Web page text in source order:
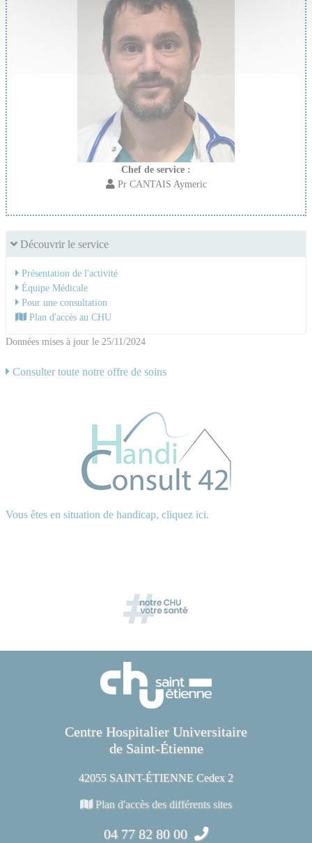
Chef de service :
Pr CANTAIS Aymeric
Découvrir le service
Présentation de l'activité
Équipe Médicale
Pour une consultation
Plan d'accès au CHU
Données mises à jour le 25/11/2024
Consulter toute notre offre de soins
Vous êtes en situation de handicap, cliquez ici.
Centre Hospitalier Universitaire
de Saint-Étienne
42055 SAINT-ÉTIENNE Cedex 2
Plan d'accès des différents sites
04 77 82 80 00